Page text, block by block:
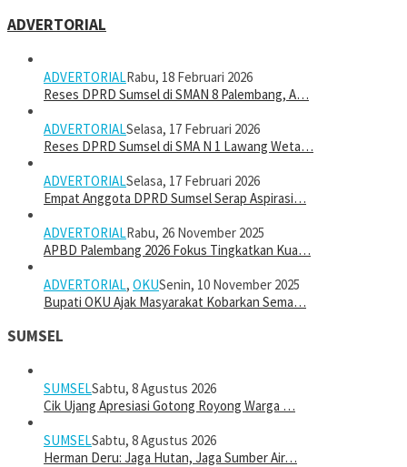
ADVERTORIAL
ADVERTORIALRabu, 18 Februari 2026
Reses DPRD Sumsel di SMAN 8 Palembang, A…
ADVERTORIALSelasa, 17 Februari 2026
Reses DPRD Sumsel di SMA N 1 Lawang Weta…
ADVERTORIALSelasa, 17 Februari 2026
Empat Anggota DPRD Sumsel Serap Aspirasi…
ADVERTORIALRabu, 26 November 2025
APBD Palembang 2026 Fokus Tingkatkan Kua…
ADVERTORIAL, OKUSenin, 10 November 2025
Bupati OKU Ajak Masyarakat Kobarkan Sema…
SUMSEL
SUMSELSabtu, 8 Agustus 2026
Cik Ujang Apresiasi Gotong Royong Warga …
SUMSELSabtu, 8 Agustus 2026
Herman Deru: Jaga Hutan, Jaga Sumber Air…